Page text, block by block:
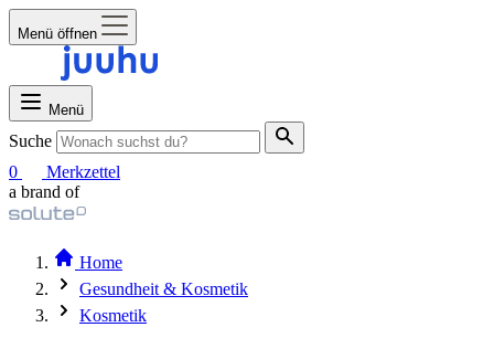
Menü öffnen
Menü
Suche
0
Merkzettel
a brand of
Home
Gesundheit & Kosmetik
Kosmetik